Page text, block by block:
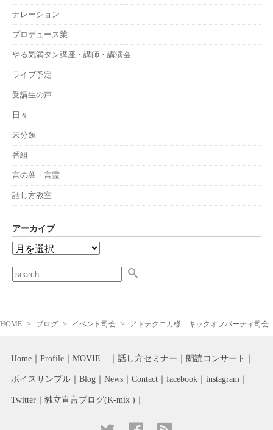
ナレーション
プロデュース業
やる気満タン講座・講師・講演会
ライブ予定
受講生の声
日々
未分類
番組
言の葉・言霊
話し方教室
アーカイブ
HOME ブログ イベント司会 アドテクニカ様 キックオフパーティ司会
Home Profile MOVIE 話し方セミナー 朗読コンサート
ボイスサンプル Blog News Contact facebook instagram
Twitter 独立宣言ブログ(K-mix )